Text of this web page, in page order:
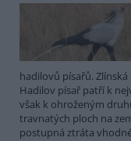
hadilovů písařů.
Hadilov písař patří k
však k ohroženým
travnatých ploch na
postupná ztráta